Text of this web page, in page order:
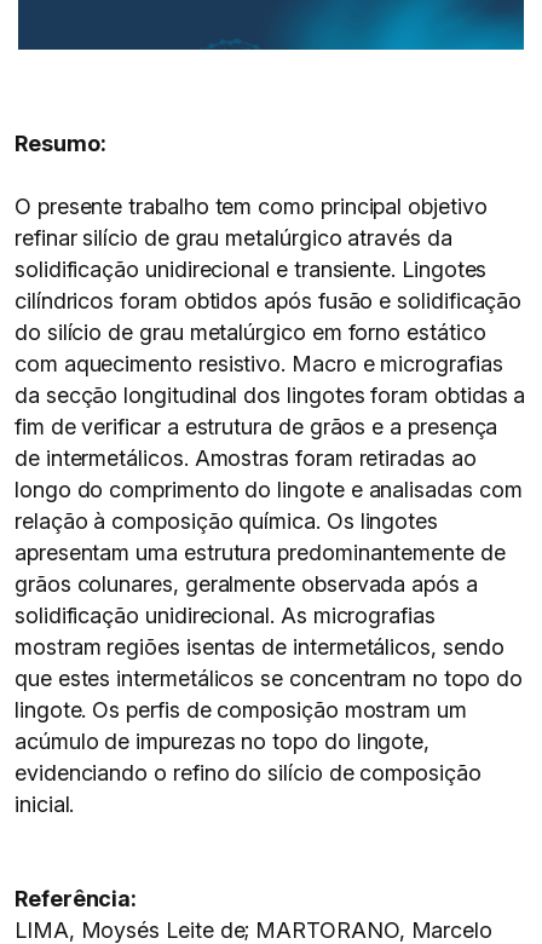
Resumo:
O presente trabalho tem como principal objetivo
refinar silício de grau metalúrgico através da
solidificação unidirecional e transiente. Lingotes
cilíndricos foram obtidos após fusão e solidificação
do silício de grau metalúrgico em forno estático
com aquecimento resistivo. Macro e micrografias
da secção longitudinal dos lingotes foram obtidas a
fim de verificar a estrutura de grãos e a presença
de intermetálicos. Amostras foram retiradas ao
longo do comprimento do lingote e analisadas com
relação à composição química. Os lingotes
apresentam uma estrutura predominantemente de
grãos colunares, geralmente observada após a
solidificação unidirecional. As micrografias
mostram regiões isentas de intermetálicos, sendo
que estes intermetálicos se concentram no topo do
lingote. Os perfis de composição mostram um
acúmulo de impurezas no topo do lingote,
evidenciando o refino do silício de composição
inicial.
Referência:
LIMA, Moysés Leite de; MARTORANO, Marcelo